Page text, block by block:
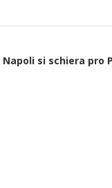
Napoli si schiera pro